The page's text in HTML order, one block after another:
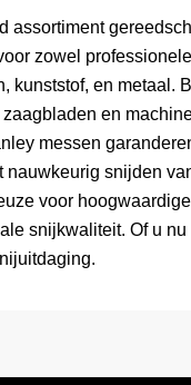
assortiment
zowel
kunststof, en metaal.
en
messen
snijden
voor
snijkwaliteit. Of u